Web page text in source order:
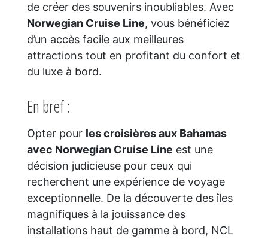
de créer des souvenirs inoubliables. Avec
Norwegian Cruise Line, vous bénéficiez
d’un accès facile aux meilleures
attractions tout en profitant du confort et
du luxe à bord.
En bref :
Opter pour les croisières aux Bahamas
avec Norwegian Cruise Line est une
décision judicieuse pour ceux qui
recherchent une expérience de voyage
exceptionnelle. De la découverte des îles
magnifiques à la jouissance des
installations haut de gamme à bord, NCL